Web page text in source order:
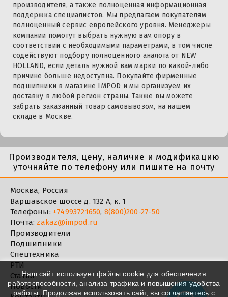
производителя, а также полноценная информационная
поддержка специалистов. Мы предлагаем покупателям
полноценный сервис европейского уровня. Менеджеры
компании помогут выбрать нужную вам опору в
соответствии с необходимыми параметрами, в том числе
содействуют подбору полноценного аналога от NEW
HOLLAND, если деталь нужной вам марки по какой-либо
причине больше недоступна. Покупайте фирменные
подшипники в магазине IMPOD и мы организуем их
доставку в любой регион страны. Также вы можете
забрать заказанный товар самовывозом, на нашем
складе в Москве.
Производителя, цену, наличие и модификацию
уточняйте по телефону или пишите на почту
Москва, Россия
Варшавское шоссе д. 132 А, к. 1
Телефоны: +74993721650, 8(800)200-27-50
Почта:zakaz@impod.ru
Производители
Подшипники
Спецтехника
РТИ
Статьи
Новости
Наш сайт использует файлы cookie для обеспечения
работоспособности, анализа трафика и повышения удобства
работы. Продолжая использовать сайт, вы соглашаетесь с